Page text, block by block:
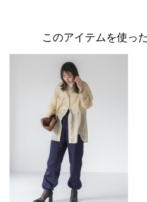
このアイテムを使っ